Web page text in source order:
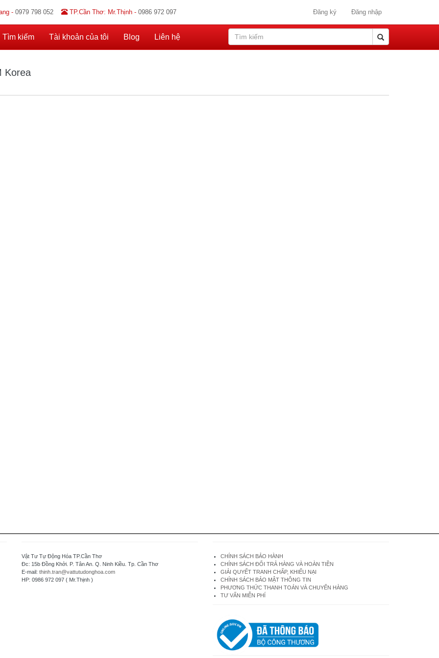
- 0979 798 052 TP.Cần Thơ: Mr.Thịnh - 0986 972 097 Đăng ký Đăng nhập
Tìm kiếm Tài khoản của tôi Blog Liên hệ
Korea
Vật Tư Tự Động Hóa TP.Cần Thơ
Đc: 15b Đồng Khởi. P. Tân An. Q. Ninh Kiều. Tp. Cần Thơ
E-mail: thinh.tran@vattutudonghoa.com
HP: 0986 972 097 ( Mr.Thịnh )
CHÍNH SÁCH BẢO HÀNH
CHÍNH SÁCH ĐỔI TRẢ HÀNG VÀ HOÀN TIỀN
GIẢI QUYẾT TRANH CHẤP, KHIẾU NẠI
CHÍNH SÁCH BẢO MẬT THÔNG TIN
PHƯƠNG THỨC THANH TOÁN VÀ CHUYỂN HÀNG
TƯ VẤN MIỄN PHÍ